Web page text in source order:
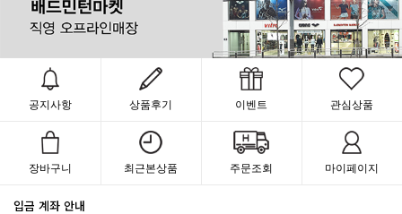
공지사항 상품후기 이벤트 관심상품
장바구니 최근본상품 주문조회 마이페이지
입금 계좌 안내